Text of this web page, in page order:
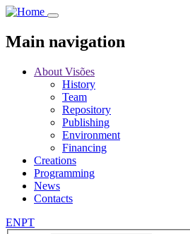
Skip
main
content
Main navigation
About Visões
History
Team
Repository
Publishing
Environment
Financing
Creations
Programming
News
Contacts
ENPT